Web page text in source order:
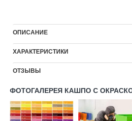
ОПИСАНИЕ
ХАРАКТЕРИСТИКИ
ОТЗЫВЫ
ФОТОГАЛЕРЕЯ КАШПО С